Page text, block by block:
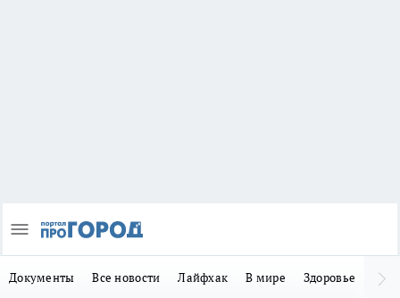
Документы Все новости Лайфхак В мире Здоровье